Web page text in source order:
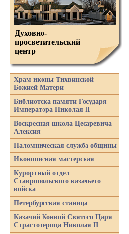
Духовно-
просветительский
центр
Храм иконы Тихвинской
Божией Матери
Библиотека памяти Государя
Императора Николая II
Воскресная школа Цесаревича
Алексия
Паломническая служба общины
Иконописная мастерская
Курортный отдел
Ставропольского казачьего
войска
Петербургская станица
Казачий Конвой Святого Царя
Страстотерпца Николая II